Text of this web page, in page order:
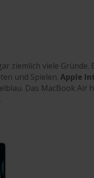
ziemlich viele Gründe.
und Spielen.Apple
Das MacBook Air